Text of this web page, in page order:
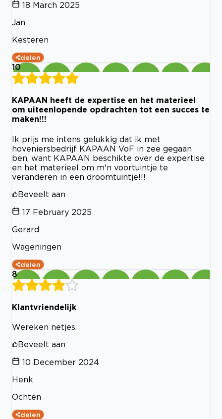
18 March 2025
Jan
Kesteren
delen
10
KAPAAN heeft de expertise en het materieel
om uiteenlopende opdrachten tot een succes te
maken!!!
Ik prijs me intens gelukkig dat ik met
hoveniersbedrijf KAPAAN VoF in zee gegaan
ben, want KAPAAN beschikte over de expertise
en het materieel om m'n voortuintje te
veranderen in een droomtuintje!!!
Beveelt aan
17 February 2025
Gerard
Wageningen
delen
8
Klantvriendelijk
Wereken netjes.
Beveelt aan
10 December 2024
Henk
Ochten
delen